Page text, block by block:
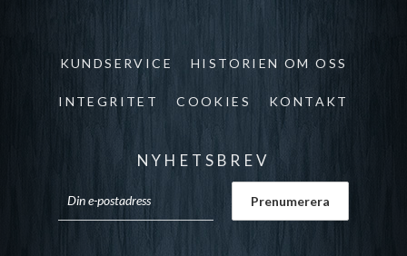
KUNDSERVICE HISTORIEN OM OSS
INTEGRITET COOKIES KONTAKT
NYHETSBREV